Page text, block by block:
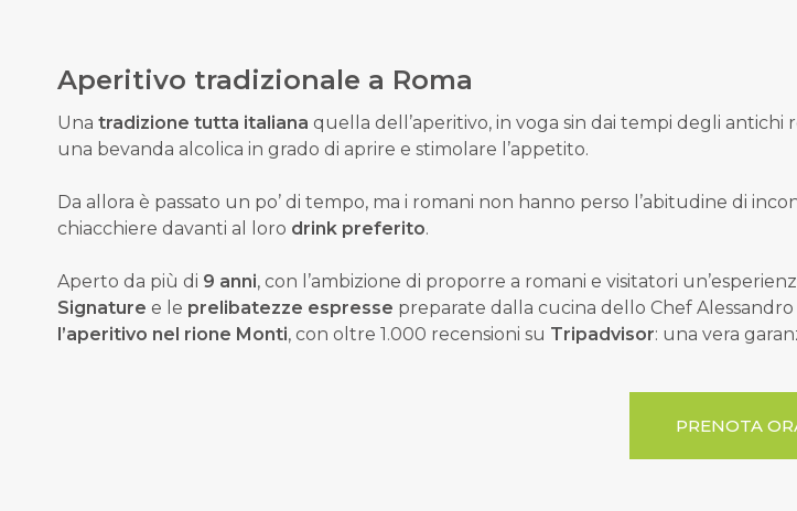
Aperitivo tradizionale a Roma
Una tradizione tutta italiana quella dell’aperitivo, in voga sin dai tempi degli
una bevanda alcolica in grado di aprire e stimolare l’appetito.
Da allora è passato un po’ di tempo, ma i romani non hanno perso l’abitudine di
chiacchiere davanti al loro drink preferito.
Aperto da più di 9 anni, con l’ambizione di proporre a romani e visitatori
Signature e le prelibatezze espresse preparate dalla cucina dello Chef
l’aperitivo nel rione M onti, con oltre 1.000 recensioni su Tripadvisor: una vera
PRENOTA